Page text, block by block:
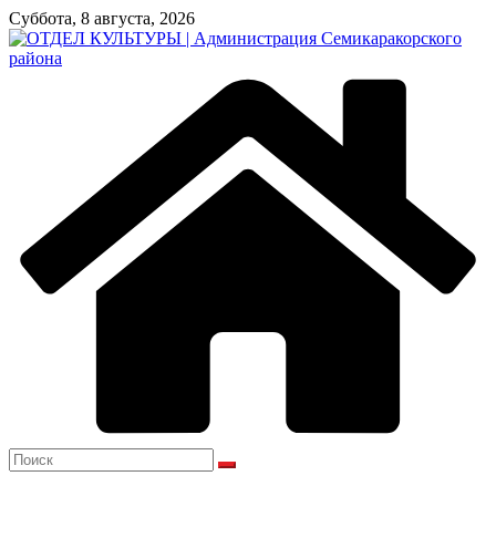
Перейти
к
содержимому
Суббота, 8 августа, 2026